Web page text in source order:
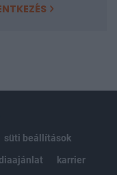
süti beállítások
karrier